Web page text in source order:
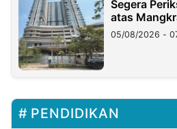
Segera
atas
05/08/2026 -
PENDIDIKAN